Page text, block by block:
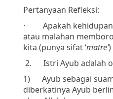
Pertanyaan Refleksi:
·
Apakah
atau malahan
kita (punya sifat ‘matre’)
2.
Istri Ayub adalah
1)
Ayub sebagai
diberkatinya Ayub